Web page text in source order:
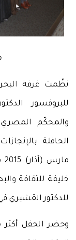
نظّمت غرفة
للبروفسور
والمحكّم المصري
الحافلة
خليفة للثقافة
للدكتور القشيري